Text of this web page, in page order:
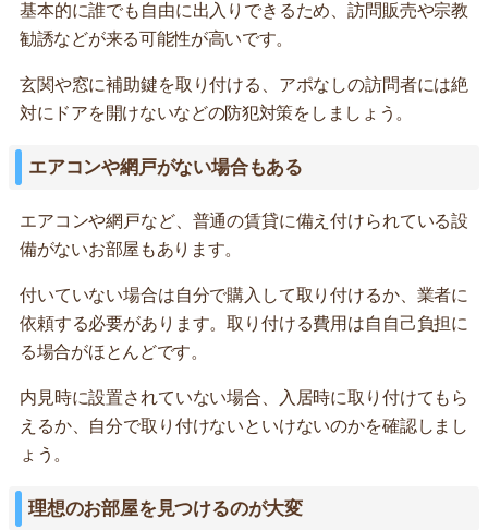
基本的に誰でも自由に出入りできるため、訪問販売や宗教
勧誘などが来る可能性が高いです。
玄関や窓に補助鍵を取り付ける、アポなしの訪問者には絶
対にドアを開けないなどの防犯対策をしましょう。
エアコンや網戸がない場合もある
エアコンや網戸など、普通の賃貸に備え付けられている設
備がないお部屋もあります。
付いていない場合は自分で購入して取り付けるか、業者に
依頼する必要があります。取り付ける費用は自自己負担に
る場合がほとんどです。
内見時に設置されていない場合、入居時に取り付けてもら
えるか、自分で取り付けないといけないのかを確認しまし
ょう。
理想のお部屋を見つけるのが大変